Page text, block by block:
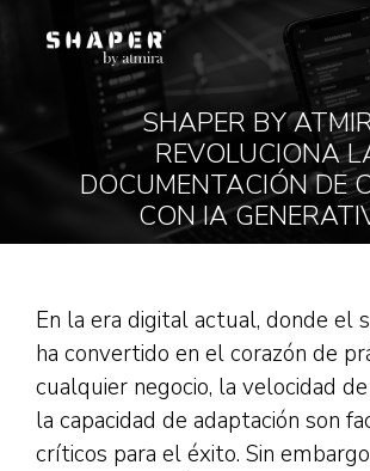
SHAPER BY
REVOLUCIONA
DOCUMENTACIÓN DE
CON IA
Estás aquí:
En la era digital actual, donde el
ha convertido en el corazón de
cualquier negocio, la velocidad
la capacidad de adaptación son
críticos para el éxito. Sin